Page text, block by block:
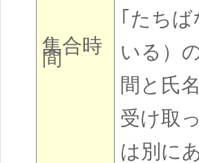
集合時
間
｢たち
いる）
間と氏
受け取
は別に